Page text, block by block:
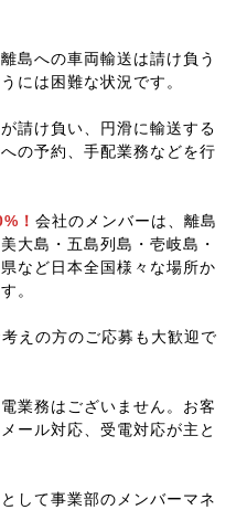
島への車両輸送は請け負う
には困難な状況です。
請け負い、円滑に輸送する
の予約、手配業務などを行
！ 会社のメンバーは、離島
大島・五島列島・壱岐島・
など日本全国様々な場所か
。
えの方のご応募も大歓迎で
業務はございません。お客
ール対応、受電対応が主と
して事業部のメンバーマネ